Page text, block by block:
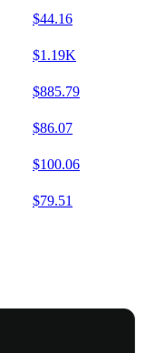
$44.16
$1.19K
$885.79
$86.07
$100.06
$79.51